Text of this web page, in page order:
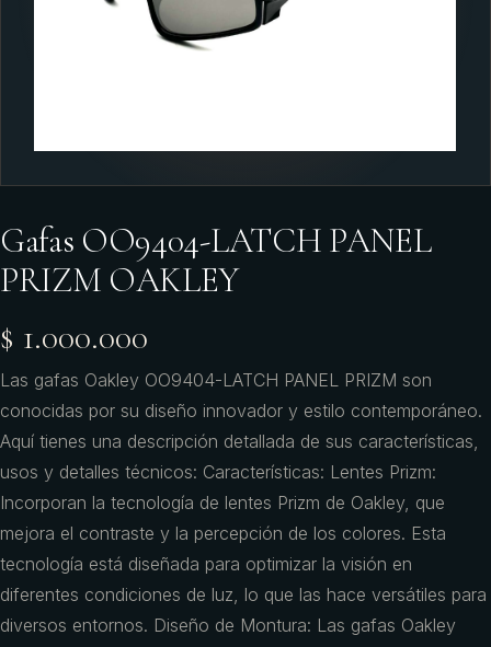
Gafas OO9404-LATCH PANEL
PRIZM OAKLEY
$ 1.000.000
Las gafas Oakley OO9404-LATCH PANEL PRIZM son
conocidas por su diseño innovador y estilo contemporáneo.
Aquí tienes una descripción detallada de sus características,
usos y detalles técnicos: Características: Lentes Prizm:
Incorporan la tecnología de lentes Prizm de Oakley, que
mejora el contraste y la percepción de los colores. Esta
tecnología está diseñada para optimizar la visión en
diferentes condiciones de luz, lo que las hace versátiles para
diversos entornos. Diseño de Montura: Las gafas Oakley